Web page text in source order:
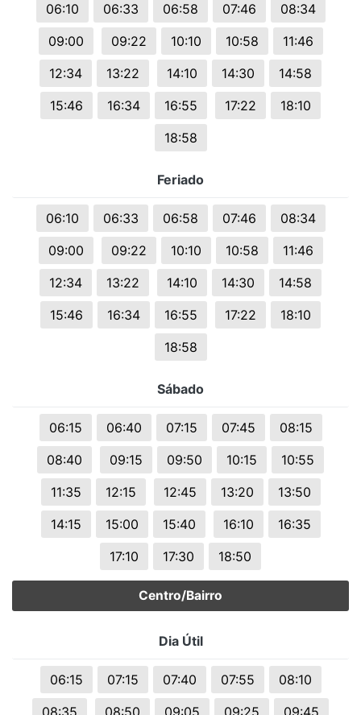
06:10 06:33 06:58 07:46
08:34
09:00
09:22 10:10 10:58
11:46
12:34
13:22 14:10 14:30
14:58
15:46
16:34 16:55 17:22
18:10
18:58
Feriado
06:10 06:33 06:58 07:46
08:34
09:00
09:22 10:10 10:58
11:46
12:34
13:22 14:10 14:30
14:58
15:46
16:34 16:55 17:22
18:10
18:58
Sábado
06:15 06:40 07:15 07:45
08:15
08:40
09:15 09:50 10:15
10:55
11:35
12:15 12:45 13:20
13:50
14:15
15:00 15:40 16:10
16:35
17:10
17:30 18:50
Centro/Bairro
Dia Útil
06:15 07:15 07:40 07:55
08:10